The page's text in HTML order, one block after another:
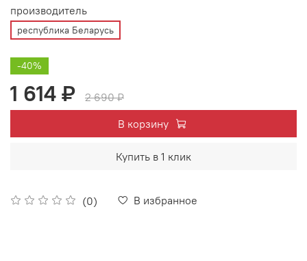
(0) В избранное
производитель
республика Беларусь
-40%
1 614 ₽
2 690 ₽
В корзину
Купить в 1 клик